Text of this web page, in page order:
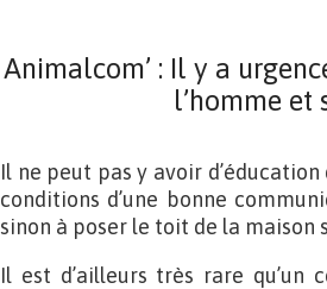
Animalcom’ : Il y a
l’homme et
Il ne peut pas y avoir
conditions d’une bonne
sinon à poser le toit de la
Il est d’ailleurs très rare qu’un